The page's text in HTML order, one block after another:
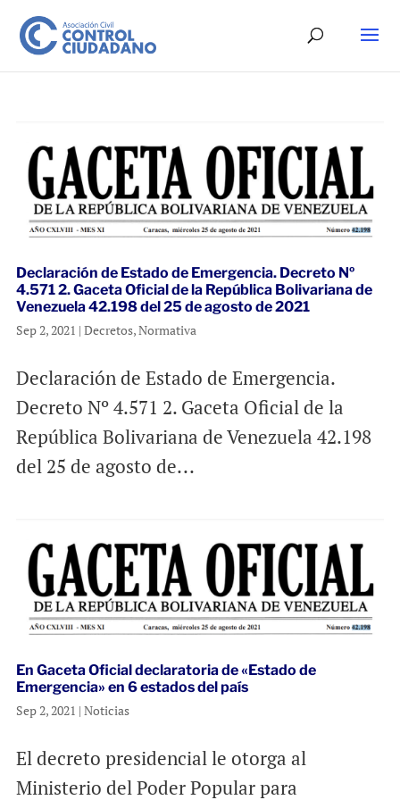
Declaración de Estado de Emergencia. Decreto Nº
4.571 2. Gaceta Oficial de la República Bolivariana de
Venezuela 42.198 del 25 de agosto de 2021
Sep 2, 2021 | Decretos,Normativa
Declaración de Estado de Emergencia.
Decreto Nº 4.571 2. Gaceta Oficial de la
República Bolivariana de Venezuela 42.198
del 25 de agosto de...
En Gaceta Oficial declaratoria de «Estado de
Emergencia» en 6 estados del país
Sep 2, 2021 | Noticias
El decreto presidencial le otorga al
Ministerio del Poder Popular para